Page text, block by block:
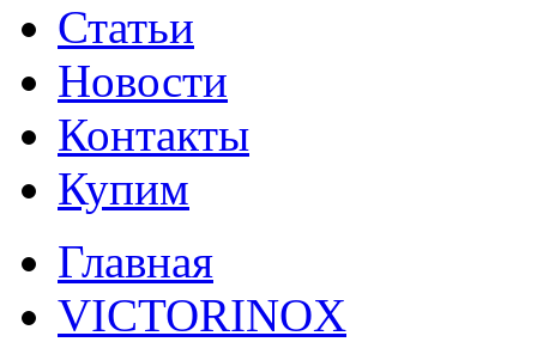
Статьи
Новости
Контакты
Купим
Главная
VICTORINOX